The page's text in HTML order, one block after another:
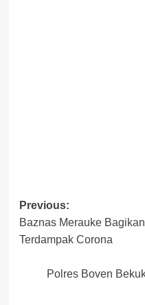
Post
navigation
Previous:
Baznas Merauke
Terdampak Corona
Polres Boven